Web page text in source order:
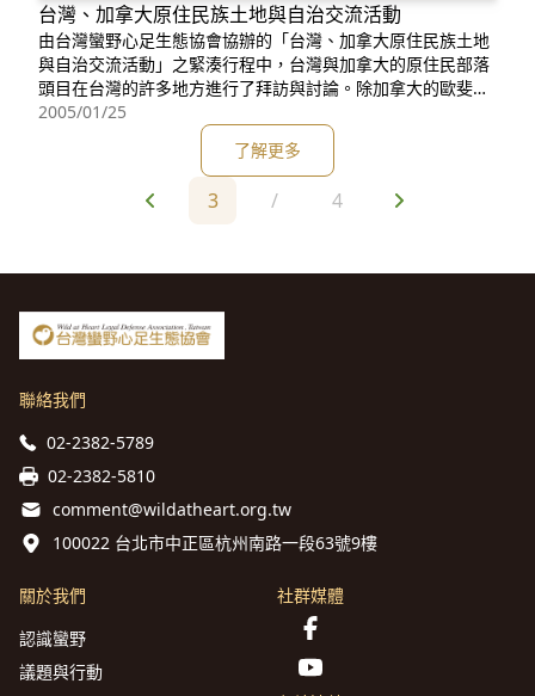
台灣、加拿大原住民族土地與自治交流活動
由台灣蠻野心足生態協會協辦的「台灣、加拿大原住民族土地
與自治交流活動」之緊湊行程中，台灣與加拿大的原住民部落
頭目在台灣的許多地方進行了拜訪與討論。除加拿大的歐斐德
(Ovide Mercredi) 頭目與Harvey Alphonse頭目之外，來訪者
還包括來自加拿大維多利亞大學智慧財產、地質資料系統與社
區管理系統等領域之專家，這些領域可作為保護原住民傳統知
識、土地權利及自然資源之研究方法，所以
2005/01/25
了解更多
3 / 4
聯絡我們
02-2382-5789
02-2382-5810
comment@wildatheart.org.tw
100022 台北市中正區杭州南路一段63號9樓
關於我們
認識蠻野
議題與行動
社群媒體